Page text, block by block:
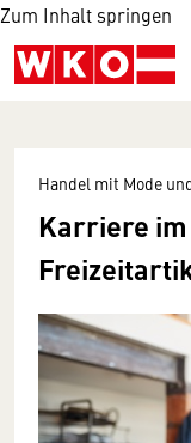
Zum Inhalt springen
Handel mit Mode
Karriere im